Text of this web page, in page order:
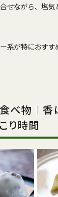
せながら、塩気
系が特におすす
べ物｜香
り時間